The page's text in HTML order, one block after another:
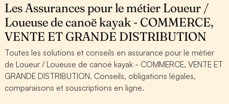
Les Assurances pour le métier Loueur /
Loueuse de canoë kayak - COMMERCE,
VENTE ET GRANDE DISTRIBUTION
Toutes les solutions et conseils en assurance pour le métier
de Loueur / Loueuse de canoë kayak - COMMERCE, VENTE ET
GRANDE DISTRIBUTION. Conseils, obligations légales,
comparaisons et souscriptions en ligne.